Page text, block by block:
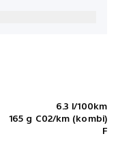
6.3 l/100km
165 g C02/km (kombi)
F